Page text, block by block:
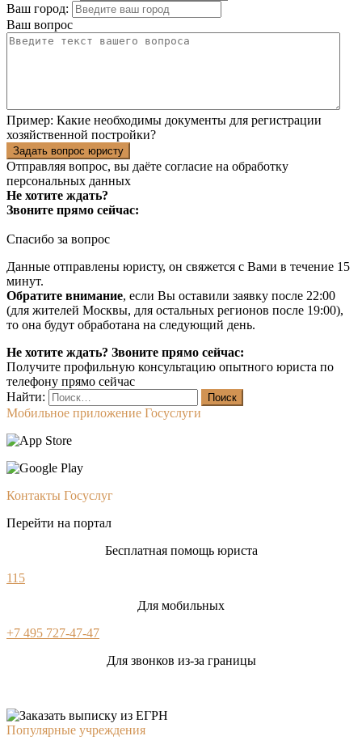
Ваш город:
Ваш вопрос
Пример: Какие необходимы документы для регистрации
хозяйственной постройки?
Задать вопрос юристу
Отправляя вопрос, вы даёте согласие на обработку
персональных данных
Не хотите ждать?
Звоните прямо сейчас:
Спасибо за вопрос
Данные отправлены юристу, он свяжется с Вами в течение 15
минут.
Обратите внимание, если Вы оставили заявку после 22:00
(для жителей Москвы, для остальных регионов после 19:00),
то она будут обработана на следующий день.
Не хотите ждать? Звоните прямо сейчас:
Получите профильную консультацию опытного юриста по
телефону прямо сейчас
Найти:
Мобильное приложение Госуслуги
Контакты Госуслуг
Перейти на портал
Бесплатная помощь юриста
115
Для мобильных
+7 495 727-47-47
Для звонков из-за границы
Популярные учреждения